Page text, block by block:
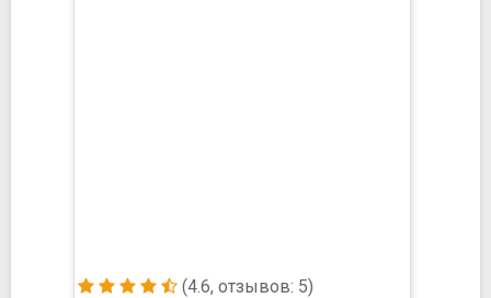
(4.6, отзывов: 5)